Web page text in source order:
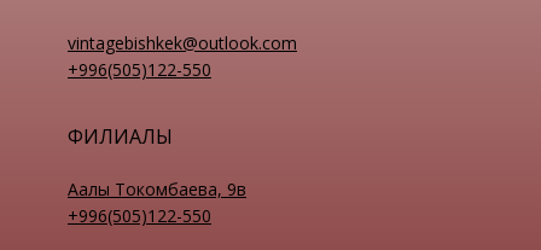
ФИЛИАЛЫ
Аалы Токомбаева, 9в
+996(505)122-550
vintagebishkek@outlook.com
+996(505)122-550